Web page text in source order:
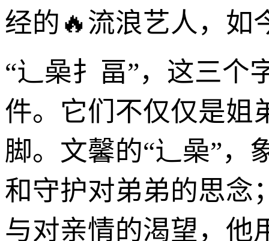
经的🔥流浪艺人，如
“辶喿扌畐”，这三个
件。它们不仅仅是姐
脚。文馨的“辶喿”，
和守护对弟弟的思念
与对亲情的渴望，他